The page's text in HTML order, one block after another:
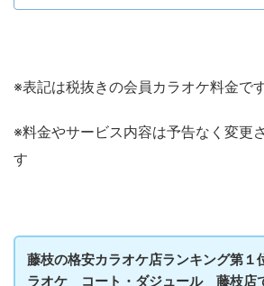
※表記は税抜きの会員カラオケ料金で
※料金やサービス内容は予告なく変更
す
藤枝の格安カラオケ店ランキング第１
ラオケ コート・ダジュール 藤枝店